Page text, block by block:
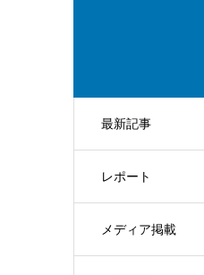
最新記事
レポート
メディア掲載